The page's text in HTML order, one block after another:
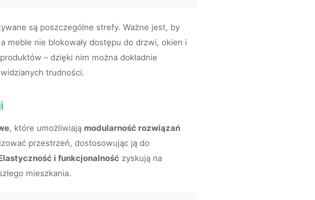
są poszczególne strefy. Ważne jest, by
meble nie blokowały dostępu do drzwi, okien i
– dzięki nim można dokładnie
trudności.
, które umożliwiają modularność rozwiązań
przestrzeń, dostosowując ją do
i funkcjonalność zyskują na
mieszkania.